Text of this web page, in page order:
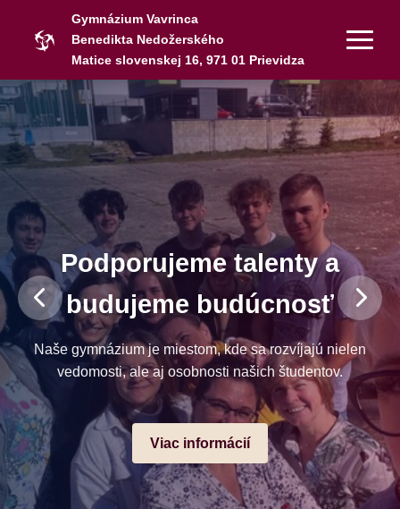
Gymnázium Vavrinca
Benedikta Nedožerského
Matice slovenskej 16, 971 01 Prievidza
Podporujeme talenty a
budujeme budúcnosť
Naše gymnázium je miestom, kde sa rozvíjajú nielen
vedomosti, ale aj osobnosti našich študentov.
Viac informácií